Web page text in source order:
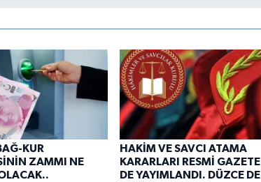
KUR
ZAMMI NE
HAKİM VE SAVCI ATAMA
KARARLARI RESMİ GAZETE
DE YAYIMLANDI. DÜZCE DE